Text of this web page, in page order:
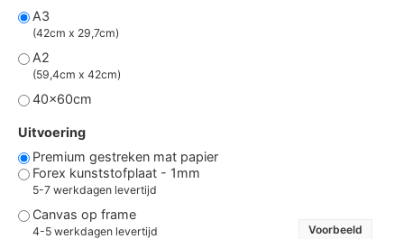
A3
(42cm x 29,7cm)
A2
(59,4cm x 42cm)
40x60cm
Uitvoering
Premium gestreken mat papier
Forex kunststofplaat - 1mm
5-7 werkdagen levertijd
Canvas op frame
4-5 werkdagen levertijd Voorbeeld